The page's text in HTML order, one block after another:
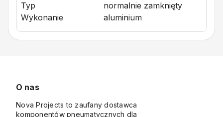
Typ
normalnie zamknięty
Wykonanie
aluminium
O nas
Nova Projects to zaufany dostawca
komponentów pneumatycznych dla